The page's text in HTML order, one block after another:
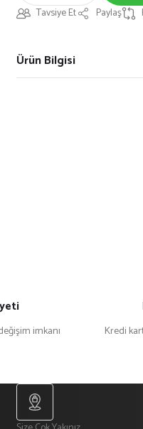
Tavsiye Et Paylaş
Ürün Bilgisi
imkanı Kredi